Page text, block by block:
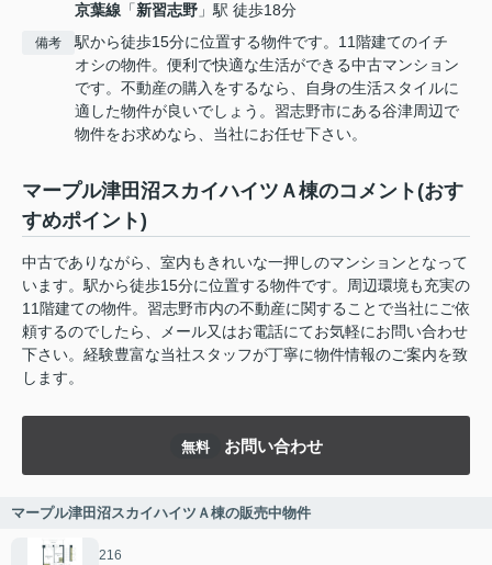
京葉線 「新習志野 」駅 徒歩18分
備考
駅から徒歩15分に位置する物件です。11階建てのイチ
オシの物件。便利で快適な生活ができる中古マンション
です。不動産の購入をするなら、自身の生活スタイルに
適した物件が良いでしょう。習志野市にある谷津周辺で
物件をお求めなら、当社にお任せ下さい。
マープル津田沼スカイハイツＡ棟のコメント(おす
すめポイント)
中古でありながら、室内もきれいな一押しのマンションとなって
います。駅から徒歩15分に位置する物件です。周辺環境も充実の
11階建ての物件。習志野市内の不動産に関することで当社にご依
頼するのでしたら、メール又はお電話にてお気軽にお問い合わせ
下さい。経験豊富な当社スタッフが丁寧に物件情報のご案内を致
します。
無料 お問い合わせ
マープル津田沼スカイハイツＡ棟の販売中物件
216